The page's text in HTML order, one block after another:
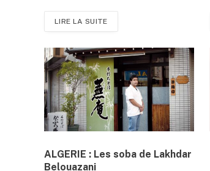
LIRE LA SUITE
ALGERIE : Les soba de Lakhdar
Belouazani